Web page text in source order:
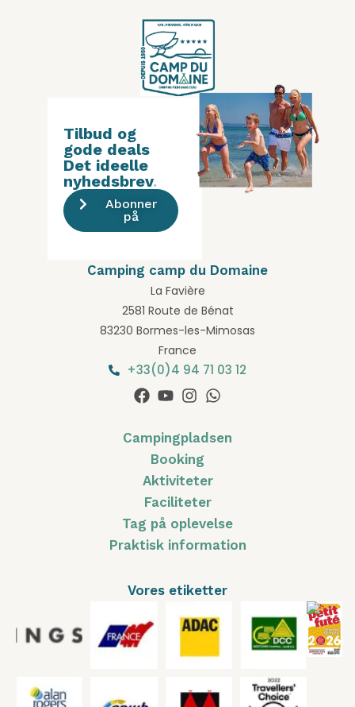
Camping camp du Domaine
La Favière
2581 Route de Bénat
83230 Bormes-les-Mimosas
France
+33(0)4 94 71 03 12
Tilbud og
gode deals
Det ideelle
nyhedsbrev.
Abonner
på
Campingpladsen
Booking
Aktiviteter
Faciliteter
Tag på oplevelse
Praktisk information
Vores etiketter